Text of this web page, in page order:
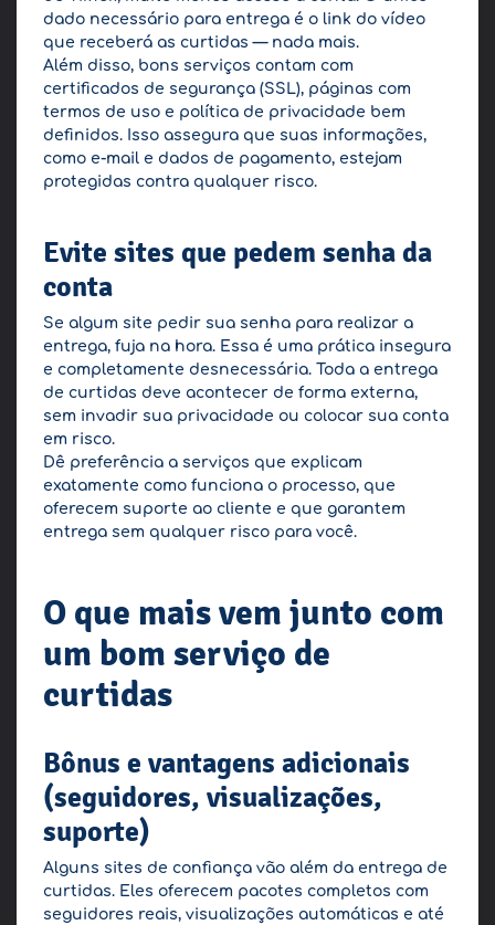
dado necessário para entrega é o link do vídeo
que receberá as curtidas — nada mais.
Além disso, bons serviços contam com
certificados de segurança (SSL), páginas com
termos de uso e política de privacidade bem
definidos. Isso assegura que suas informações,
como e-mail e dados de pagamento, estejam
protegidas contra qualquer risco.
Evite sites que pedem senha da
conta
Se algum site pedir sua senha para realizar a
entrega, fuja na hora. Essa é uma prática insegura
e completamente desnecessária. Toda a entrega
de curtidas deve acontecer de forma externa,
sem invadir sua privacidade ou colocar sua conta
em risco.
Dê preferência a serviços que explicam
exatamente como funciona o processo, que
oferecem suporte ao cliente e que garantem
entrega sem qualquer risco para você.
O que mais vem junto com
um bom serviço de
curtidas
Bônus e vantagens adicionais
(seguidores, visualizações,
suporte)
Alguns sites de confiança vão além da entrega de
curtidas. Eles oferecem pacotes completos com
seguidores reais, visualizações automáticas e até